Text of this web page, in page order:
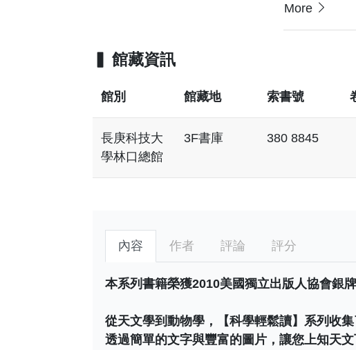
More
館藏資訊
館別 館藏地 索書號
長庚科技大
學林口總館
3F書庫 380 8845
內容 作者 評論 評分
本系列書籍榮獲2010美國獨立出版人協會銀
從天文學到動物學，【科學輕鬆讀】系列收集
透過簡單的文字與豐富的圖片，讓您上知天